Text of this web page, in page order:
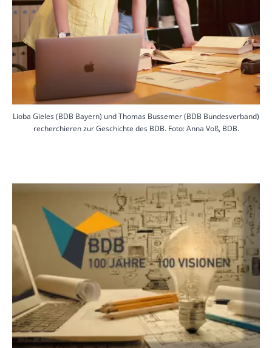
Lioba Gieles (BDB Bayern) und Thomas Bussemer (BDB Bundesverband)
recherchieren zur Geschichte des BDB. Foto: Anna Voß, BDB.